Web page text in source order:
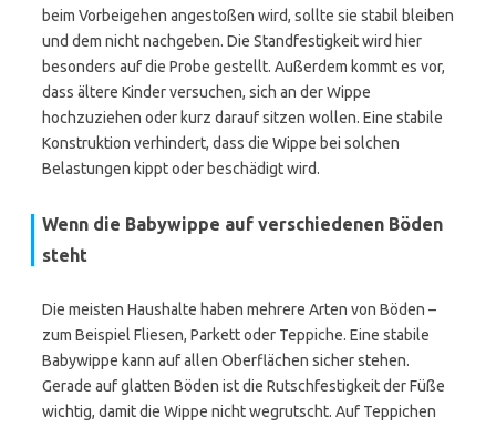
beim Vorbeigehen angestoßen wird, sollte sie stabil bleiben
und dem nicht nachgeben. Die Standfestigkeit wird hier
besonders auf die Probe gestellt. Außerdem kommt es vor,
dass ältere Kinder versuchen, sich an der Wippe
hochzuziehen oder kurz darauf sitzen wollen. Eine stabile
Konstruktion verhindert, dass die Wippe bei solchen
Belastungen kippt oder beschädigt wird.
Wenn die Babywippe auf verschiedenen Böden
steht
Die meisten Haushalte haben mehrere Arten von Böden –
zum Beispiel Fliesen, Parkett oder Teppiche. Eine stabile
Babywippe kann auf allen Oberflächen sicher stehen.
Gerade auf glatten Böden ist die Rutschfestigkeit der Füße
wichtig, damit die Wippe nicht wegrutscht. Auf Teppichen